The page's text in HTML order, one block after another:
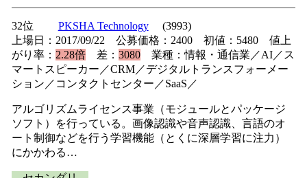
32位 PKSHA Technology
(3993)
上場日：2017/09/22 公募価格：2400 初値：5480 値上
がり率： 2.28倍差： 3080業種：情報・通信業／AI／ス
マートスピーカー／CRM／デジタルトランスフォーメー
ション／コンタクトセンター／SaaS／
アルゴリズムライセンス事業（モジュールとパッケージ
ソフト）を行っている。画像認識や音声認識、言語のオ
ート制御などを行う学習機能（とくに深層学習に注力）
にかかわる…